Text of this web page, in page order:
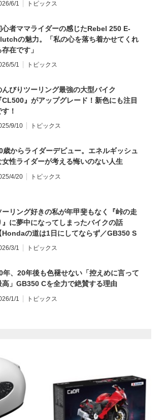
6/1 トピックス
心者ママライダーの感じたRebel 250 E-
の魅力。「私の心を落ち着かせてくれ
存在です」
5/1 トピックス
んびりツーリング最強の大型バイク
CL500』がアップグレード！新色にも注目
！
9/10 トピックス
歳からライダーデビュー。エネルギッシュ
女性ライダーが考える悔いのない人生
4/20 トピックス
ーリング好きの私が年甲斐もなく『峠の走
』に夢中になってしまったバイクの話
Hondaの道は1日にしてならず／GB350 S
ンプレ・レビュー 前編】
3/1 トピックス
年、20年後も色褪せない「控えめに言って
高」GB350 Cを全力で絶賛する理由
1/1 トピックス